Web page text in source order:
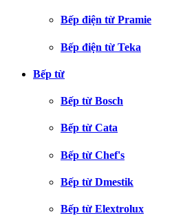
Bếp điện từ Pramie
Bếp điện từ Teka
Bếp từ
Bếp từ Bosch
Bếp từ Cata
Bếp từ Chef's
Bếp từ Dmestik
Bếp từ Elextrolux